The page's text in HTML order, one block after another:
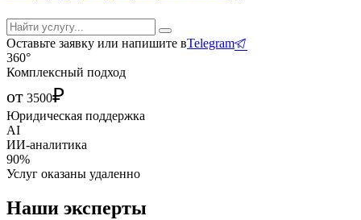
Оставьте заявку или напишите вTelegram
360°
Комплексный подход
от 3500₽
Юридическая поддержка
AI
ИИ-аналитика
90%
Услуг оказаны удаленно
Наши эксперты